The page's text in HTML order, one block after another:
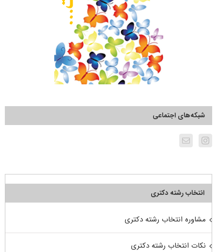
شبکه‌های اجتماعی
انتخاب رشته دکتری
مشاوره انتخاب رشته دکتری
نکات انتخاب رشته دکتری